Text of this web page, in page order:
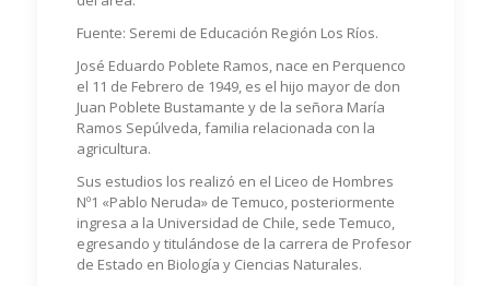
Fuente: Seremi de Educación Región Los Ríos.
José Eduardo Poblete Ramos, nace en Perquenco
el 11 de Febrero de 1949, es el hijo mayor de don
Juan Poblete Bustamante y de la señora María
Ramos Sepúlveda, familia relacionada con la
agricultura.
Sus estudios los realizó en el Liceo de Hombres
Nº1 «Pablo Neruda» de Temuco, posteriormente
ingresa a la Universidad de Chile, sede Temuco,
egresando y titulándose de la carrera de Profesor
de Estado en Biología y Ciencias Naturales.